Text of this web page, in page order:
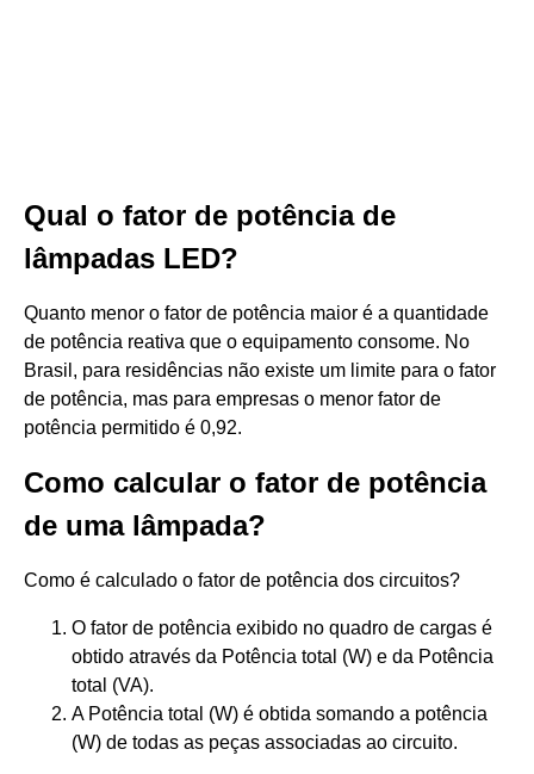
Qual o fator de potência de
lâmpadas LED?
Quanto menor o fator de potência maior é a quantidade
de potência reativa que o equipamento consome. No
Brasil, para residências não existe um limite para o fator
de potência, mas para empresas o menor fator de
potência permitido é 0,92.
Como calcular o fator de potência
de uma lâmpada?
Como é calculado o fator de potência dos circuitos?
O fator de potência exibido no quadro de cargas é
obtido através da Potência total (W) e da Potência
total (VA).
A Potência total (W) é obtida somando a potência
(W) de todas as peças associadas ao circuito.